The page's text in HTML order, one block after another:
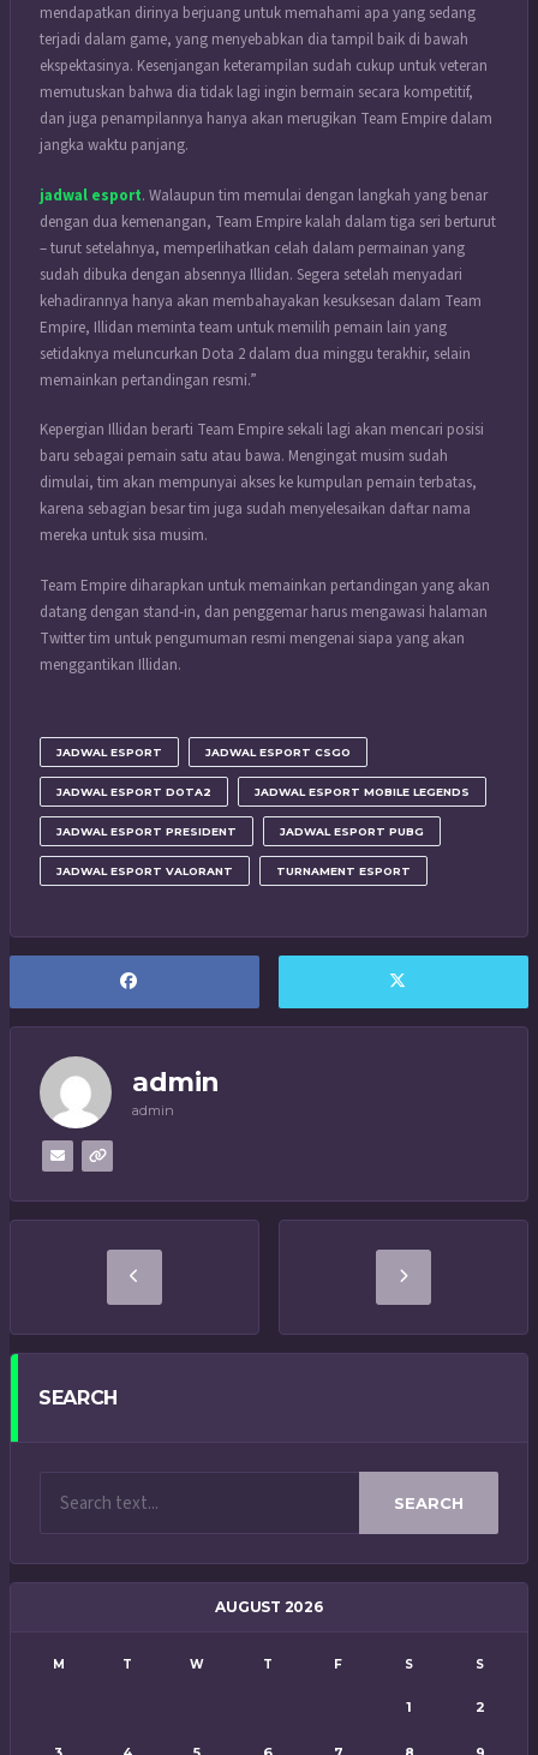
mendapatkan dirinya berjuang untuk memahami apa yang sedang
terjadi dalam game, yang menyebabkan dia tampil baik di bawah
ekspektasinya. Kesenjangan keterampilan sudah cukup untuk veteran
memutuskan bahwa dia tidak lagi ingin bermain secara kompetitif,
dan juga penampilannya hanya akan merugikan Team Empire dalam
jangka waktu panjang.
jadwal esport. Walaupun tim memulai dengan langkah yang benar
dengan dua kemenangan, Team Empire kalah dalam tiga seri berturut
– turut setelahnya, memperlihatkan celah dalam permainan yang
sudah dibuka dengan absennya Illidan. Segera setelah menyadari
kehadirannya hanya akan membahayakan kesuksesan dalam Team
Empire, Illidan meminta team untuk memilih pemain lain yang
setidaknya meluncurkan Dota 2 dalam dua minggu terakhir, selain
memainkan pertandingan resmi.”
Kepergian Illidan berarti Team Empire sekali lagi akan mencari posisi
baru sebagai pemain satu atau bawa. Mengingat musim sudah
dimulai, tim akan mempunyai akses ke kumpulan pemain terbatas,
karena sebagian besar tim juga sudah menyelesaikan daftar nama
mereka untuk sisa musim.
Team Empire diharapkan untuk memainkan pertandingan yang akan
datang dengan stand-in, dan penggemar harus mengawasi halaman
Twitter tim untuk pengumuman resmi mengenai siapa yang akan
menggantikan Illidan.
JADWAL ESPORT JADWAL ESPORT CSGO
JADWAL ESPORT DOTA2 JADWAL ESPORT MOBILE LEGENDS
JADWAL ESPORT PRESIDENT JADWAL ESPORT PUBG
JADWAL ESPORT VALORANT TURNAMENT ESPORT
admin
admin
SEARCH
SEARCH
AUGUST 2026
M T W T F S S
1 2